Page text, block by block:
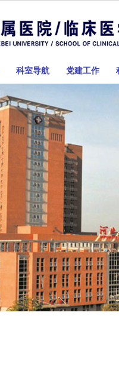
科室导航 党建工作